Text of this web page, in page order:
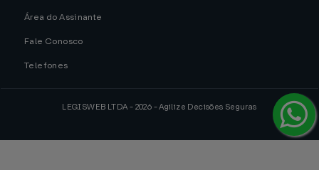
Área do Assinante
Fale Conosco
Telefones
LEGISWEB LTDA - 2026 - Agilize Decisões Seguras